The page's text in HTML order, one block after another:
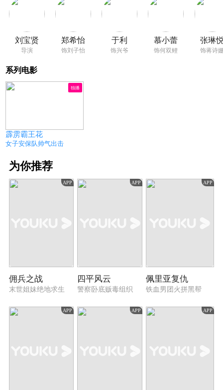
刘宝贤
导演
郑希怡
饰刘子怡
于利
饰兴爷
慕小蕾
饰何双鲤
张琳
饰蒋诗
系列电影
独播
霹雳霸王花
女子安保队帅气出击
为你推荐
APP
佣兵之战
末世姐妹绝地求生
APP
四平风云
警察卧底贩毒组织
APP
佩里亚复仇
铁血男团火拼黑帮
APP APP APP